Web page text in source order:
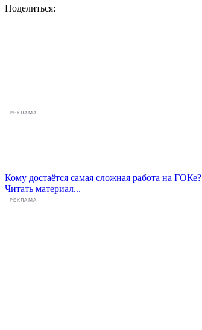
Поделиться:
РЕКЛАМА
Кому достаётся самая сложная работа на
Читать материал...
РЕКЛАМА